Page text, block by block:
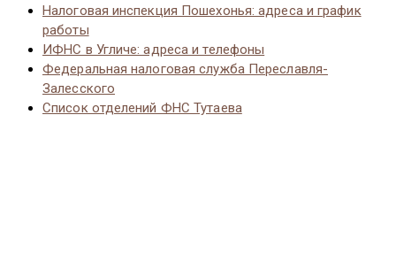
Налоговая инспекция Пошехонья: адреса и график
работы
ИФНС в Угличе: адреса и телефоны
Федеральная налоговая служба Переславля-
Залесского
Список отделений ФНС Тутаева